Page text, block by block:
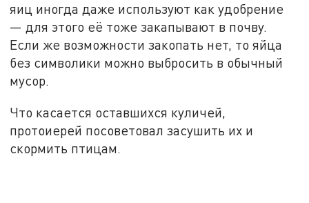
яиц иногда даже используют как удобрение
— для этого её тоже закапывают в почву.
Если же возможности закопать нет, то яйца
без символики можно выбросить в обычный
мусор.
Что касается оставшихся куличей,
протоиерей посоветовал засушить их и
скормить птицам.